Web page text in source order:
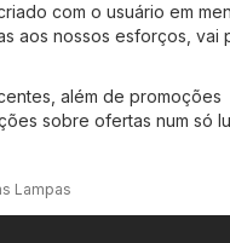
com o usuário em
aos nossos esforços, vai
além de promoções
sobre ofertas num só
Lampas